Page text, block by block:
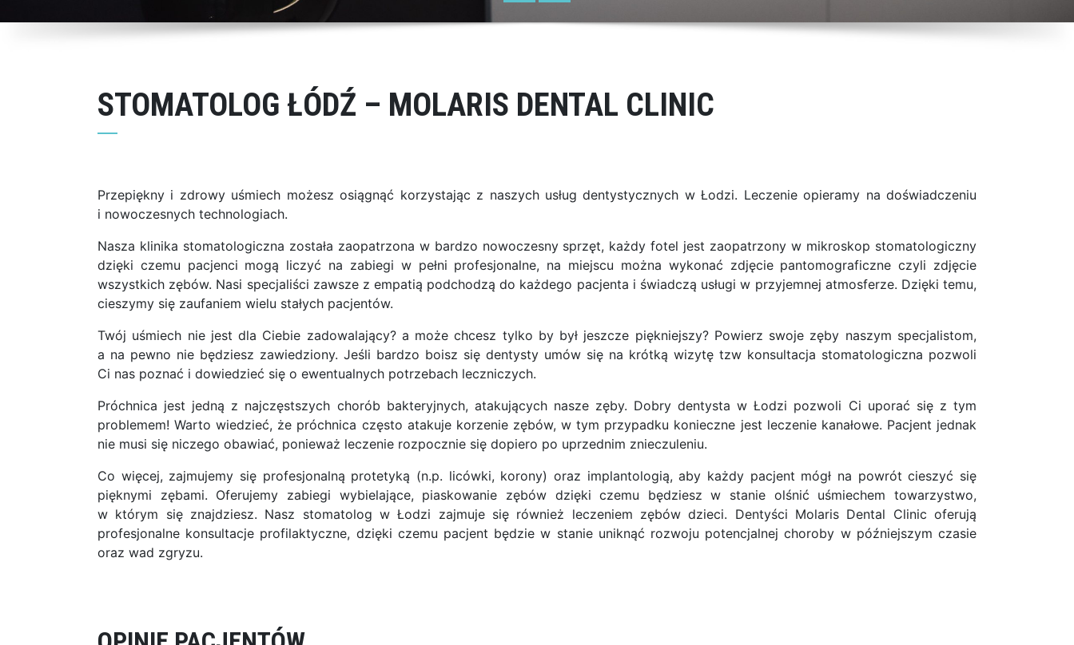
STOMATOLOG ŁÓDŹ – MOLARIS DENTAL CLINIC
Przepiękny i zdrowy uśmiech możesz osiągnąć korzystając z naszych usług dentystycznych w Łodzi. Leczenie opieramy na doświadczeniu
i nowoczesnych technologiach.
Nasza klinika stomatologiczna została zaopatrzona w bardzo nowoczesny sprzęt, każdy fotel jest zaopatrzony w mikroskop stomatologiczny
dzięki czemu pacjenci mogą liczyć na zabiegi w pełni profesjonalne, na miejscu można wykonać zdjęcie pantomograficzne czyli zdjęcie
wszystkich zębów. Nasi specjaliści zawsze z empatią podchodzą do każdego pacjenta i świadczą usługi w przyjemnej atmosferze. Dzięki temu,
cieszymy się zaufaniem wielu stałych pacjentów.
Twój uśmiech nie jest dla Ciebie zadowalający? a może chcesz tylko by był jeszcze piękniejszy? Powierz swoje zęby naszym specjalistom,
a na pewno nie będziesz zawiedziony. Jeśli bardzo boisz się dentysty umów się na krótką wizytę tzw konsultacja stomatologiczna pozwoli
Ci nas poznać i dowiedzieć się o ewentualnych potrzebach leczniczych.
Próchnica jest jedną z najczęstszych chorób bakteryjnych, atakujących nasze zęby. Dobry dentysta w Łodzi pozwoli Ci uporać się z tym
problemem! Warto wiedzieć, że próchnica często atakuje korzenie zębów, w tym przypadku konieczne jest leczenie kanałowe. Pacjent jednak
nie musi się niczego obawiać, ponieważ leczenie rozpocznie się dopiero po uprzednim znieczuleniu.
Co więcej, zajmujemy się profesjonalną protetyką (n.p. licówki, korony) oraz implantologią, aby każdy pacjent mógł na powrót cieszyć się
pięknymi zębami. Oferujemy zabiegi wybielające, piaskowanie zębów dzięki czemu będziesz w stanie olśnić uśmiechem towarzystwo,
w którym się znajdziesz. Nasz stomatolog w Łodzi zajmuje się również leczeniem zębów dzieci. Dentyści Molaris Dental Clinic oferują
profesjonalne konsultacje profilaktyczne, dzięki czemu pacjent będzie w stanie uniknąć rozwoju potencjalnej choroby w późniejszym czasie
oraz wad zgryzu.